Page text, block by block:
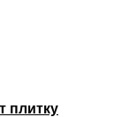
плитку